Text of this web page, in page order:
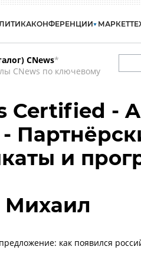
КОНФЕРЕНЦИИ МАРКЕТ
CNews*
CNews по ключевому
Certified -
и
Михаил
как появился